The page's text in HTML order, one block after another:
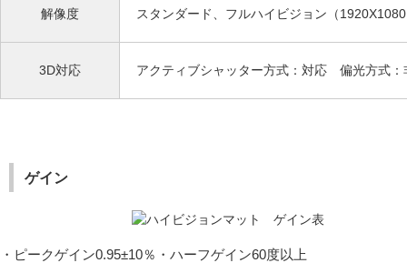
解像度 スタンダード、フルハイビジョン（
3D対応 アクティブシャッター方式：対応 偏光方式：
ゲイン
・ピークゲイン0.95±10％・ハーフゲイン60度以上